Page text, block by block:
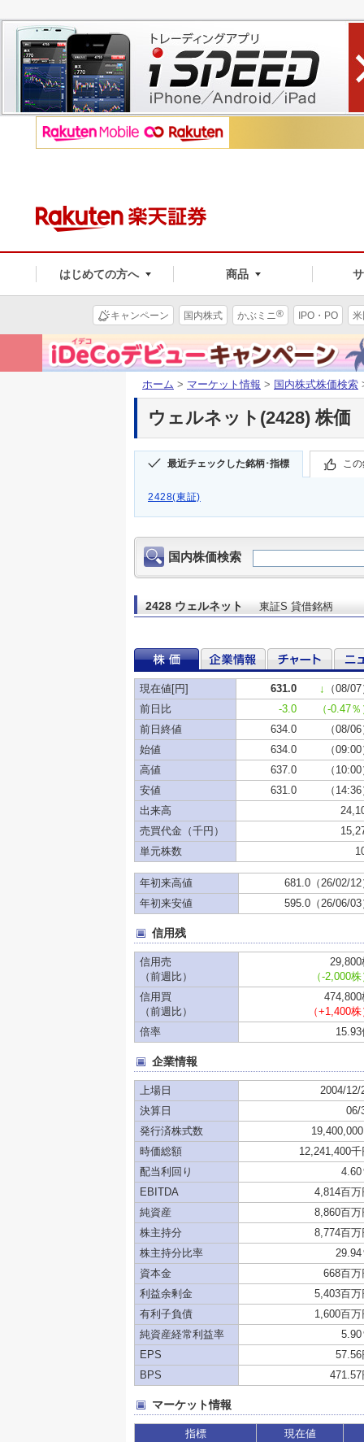
はじめての方へ 商品
キャンペーン 国内株式 かぶミニ® IPO・PO
ホーム > マーケット情報 > 国内株式株価検索
ウェルネット(2428) 株価
最近チェックした銘柄･指標 こ
2428(東証)